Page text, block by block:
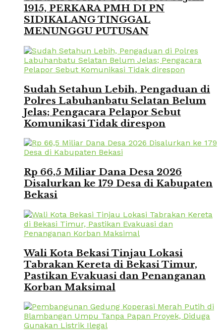
1915, PERKARA PMH DI PN
SIDIKALANG TINGGAL
MENUNGGU PUTUSAN
Sudah Setahun Lebih, Pengaduan di
Polres Labuhanbatu Selatan Belum
Jelas; Pengacara Pelapor Sebut
Komunikasi Tidak direspon
Rp 66,5 Miliar Dana Desa 2026
Disalurkan ke 179 Desa di Kabupaten
Bekasi
Wali Kota Bekasi Tinjau Lokasi
Tabrakan Kereta di Bekasi Timur,
Pastikan Evakuasi dan Penanganan
Korban Maksimal